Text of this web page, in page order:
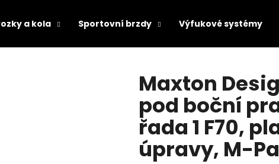
a kola Sportovní brzdy Výfukové systémy
Maxton
pod boční
řada 1 F70,
úpravy, M-
SEARCH